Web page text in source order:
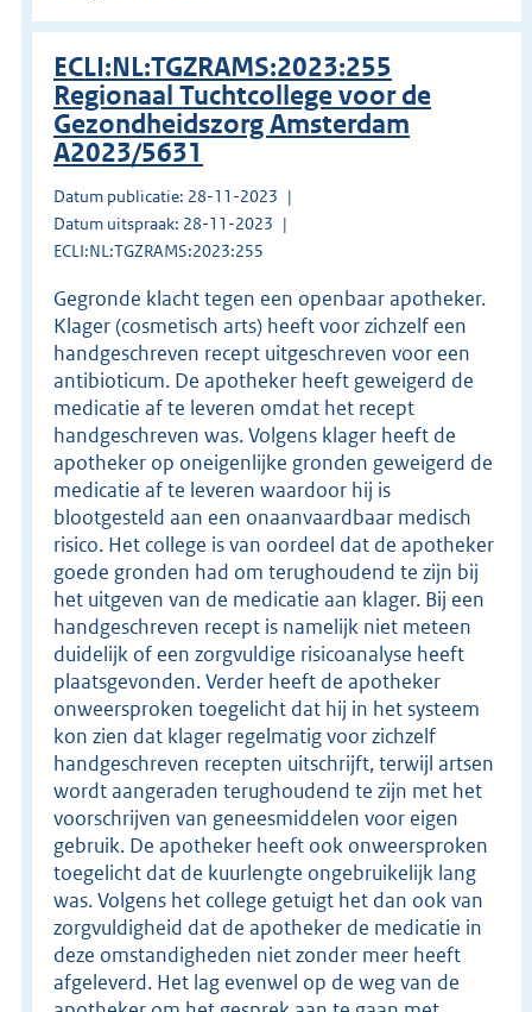
ECLI:NL:TGZRAMS:2023:255
Regionaal Tuchtcollege voor de
Gezondheidszorg Amsterdam
A2023/5631
Datum publicatie: 28-11-2023
Datum uitspraak: 28-11-2023
ECLI:NL:TGZRAMS:2023:255
Gegronde klacht tegen een openbaar apotheker.
Klager (cosmetisch arts) heeft voor zichzelf een
handgeschreven recept uitgeschreven voor een
antibioticum. De apotheker heeft geweigerd de
medicatie af te leveren omdat het recept
handgeschreven was. Volgens klager heeft de
apotheker op oneigenlijke gronden geweigerd de
medicatie af te leveren waardoor hij is
blootgesteld aan een onaanvaardbaar medisch
risico. Het college is van oordeel dat de apotheker
goede gronden had om terughoudend te zijn bij
het uitgeven van de medicatie aan klager. Bij een
handgeschreven recept is namelijk niet meteen
duidelijk of een zorgvuldige risicoanalyse heeft
plaatsgevonden. Verder heeft de apotheker
onweersproken toegelicht dat hij in het systeem
kon zien dat klager regelmatig voor zichzelf
handgeschreven recepten uitschrijft, terwijl artsen
wordt aangeraden terughoudend te zijn met het
voorschrijven van geneesmiddelen voor eigen
gebruik. De apotheker heeft ook onweersproken
toegelicht dat de kuurlengte ongebruikelijk lang
was. Volgens het college getuigt het dan ook van
zorgvuldigheid dat de apotheker de medicatie in
deze omstandigheden niet zonder meer heeft
afgeleverd. Het lag evenwel op de weg van de